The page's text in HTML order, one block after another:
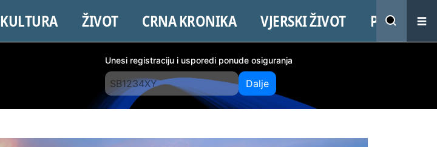
KULTURA ŽIVOT CRNA KRONIKA VJERSKI ŽIVOT PROMO
Unesi registraciju i usporedi ponude osiguranja
Dalje